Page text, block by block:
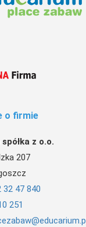
o firmie
z o.o.
207
32 47 840
251